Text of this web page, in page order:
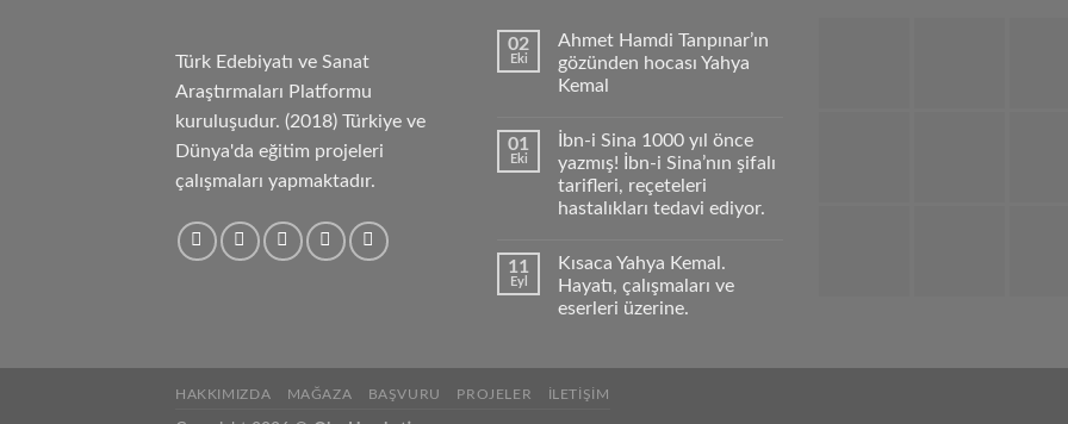
Türk Edebiyatı ve Sanat
Araştırmaları Platformu
kuruluşudur. (2018) Türkiye ve
Dünya'da eğitim projeleri
çalışmaları yapmaktadır.
02
Eki
Ahmet Hamdi Tanpınar’ın
gözünden hocası Yahya
Kemal
01
Eki
İbn-i Sina 1000 yıl önce
yazmış! İbn-i Sina’nın şifalı
tarifleri, reçeteleri
hastalıkları tedavi ediyor.
11
Eyl
Kısaca Yahya Kemal.
Hayatı, çalışmaları ve
eserleri üzerine.
HAKKIMIZDA MAĞAZA BAŞVURU PROJELER İLETIŞIM